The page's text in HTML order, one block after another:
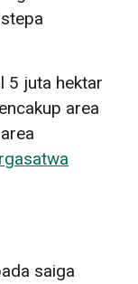
5 juta hektar
area
saiga